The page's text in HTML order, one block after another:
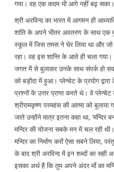
गया। वह एक कदम भी आगे नहीं बढ़ सका।
श्री अरविन्द का भारत में आगमन ही
शांति के अपने भीतर अवतरण के साथ एक
स्कूल में जिस तमस ने घेर लिया था और जो
रहा। वह इस शान्ति के आते ही चला
जगत में से बुलाकर उनके साथ संपर्क हो
को बड़ौदा में हुआ। प्लेन्चेट के प्रयोग
प्रश्नों के उत्तर प्राप्त करते थे। वे प्लेन्चेट
श्रीरामकृष्ण परमहंस की आत्मा को
जाते उन्होंने मात्र इतना कहा था,
मन्दिर की योजना सबके मन में चल रही थी।
मन्दिर का निर्माण करों ऐसा सबने लिया,
के बाद श्री अरविन्द में इन शब्दों का सही
इसका अर्थ है कि तुम अपने अंदर माँ का